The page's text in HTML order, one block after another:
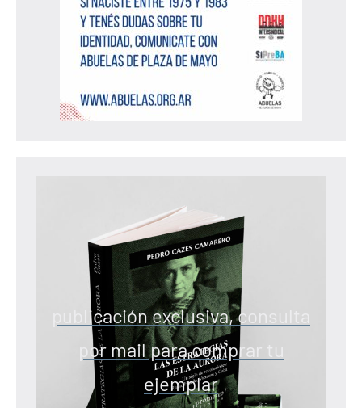
publicación exclusiva, consulta
por mail para comprar tu
ejemplar